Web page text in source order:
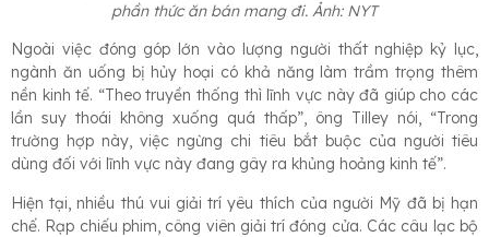
phần thức ăn bán mang đi. Ảnh: NYT
Ngoài việc đóng góp lớn vào lượng người thất nghiệp kỷ lục,
ngành ăn uống bị hủy hoại có khả năng làm trầm trọng thêm
nền kinh tế. “Theo truyền thống thì lĩnh vực này đã giúp cho các
lần suy thoái không xuống quá thấp”, ông Tilley nói, “Trong
trường hợp này, việc ngừng chi tiêu bắt buộc của người tiêu
dùng đối với lĩnh vực này đang gây ra khủng hoảng kinh tế”.
Hiện tại, nhiều thú vui giải trí yêu thích của người Mỹ đã bị hạn
chế. Rạp chiếu phim, công viên giải trí đóng cửa. Các câu lạc bộ